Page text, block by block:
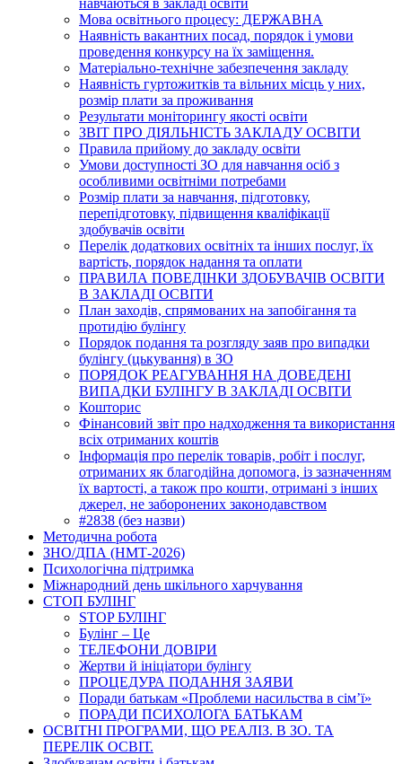
навчаються в закладі освіти
Мова освітнього процесу: ДЕРЖАВНА
Наявність вакантних посад, порядок і умови
проведення конкурсу на їх заміщення.
Матеріально-технічне забезпечення закладу
Наявність гуртожитків та вільних місць у них,
розмір плати за проживання
Результати моніторингу якості освіти
ЗВІТ ПРО ДІЯЛЬНІСТЬ ЗАКЛАДУ ОСВІТИ
Правила прийому до закладу освіти
Умови доступності ЗО для навчання осіб з
особливими освітніми потребами
Розмір плати за навчання, підготовку,
перепідготовку, підвищення кваліфікації
здобувачів освіти
Перелік додаткових освітніх та інших послуг, їх
вартість, порядок надання та оплати
ПРАВИЛА ПОВЕДІНКИ ЗДОБУВАЧІВ ОСВІТИ
В ЗАКЛАДІ ОСВІТИ
План заходів, спрямованих на запобігання та
протидію булінгу
Порядок подання та розгляду заяв про випадки
булінгу (цькування) в ЗО
ПОРЯДОК РЕАГУВАННЯ НА ДОВЕДЕНІ
ВИПАДКИ БУЛІНГУ В ЗАКЛАДІ ОСВІТИ
Кошторис
Фінансовий звіт про надходження та використання
всіх отриманих коштів
Інформація про перелік товарів, робіт і послуг,
отриманих як благодійна допомога, із зазначенням
їх вартості, а також про кошти, отримані з інших
джерел, не заборонених законодавством
#2838 (без назви)
Методична робота
ЗНО/ДПА (НМТ-2026)
Психологічна підтримка
Міжнародний день шкільного харчування
СТОП БУЛІНГ
STOP БУЛІНГ
Булінг – Це
ТЕЛЕФОНИ ДОВІРИ
Жертви й ініціатори булінгу
ПРОЦЕДУРА ПОДАННЯ ЗАЯВИ
Поради батькам «Проблеми насильства в сім’ї»
ПОРАДИ ПСИХОЛОГА БАТЬКАМ
ОСВІТНІ ПРОГРАМИ, ЩО РЕАЛІЗ. В ЗО. ТА
ПЕРЕЛІК ОСВІТ.